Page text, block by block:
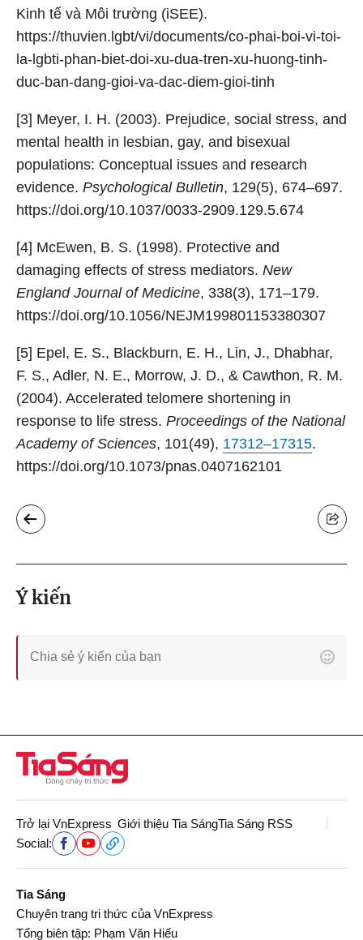
Kinh tế và Môi trường (iSEE).
https://thuvien.lgbt/vi/documents/co-phai-boi-vi-toi-
la-lgbti-phan-biet-doi-xu-dua-tren-xu-huong-tinh-
duc-ban-dang-gioi-va-dac-diem-gioi-tinh
[3] Meyer, I. H. (2003). Prejudice, social stress, and
mental health in lesbian, gay, and bisexual
populations: Conceptual issues and research
evidence. Psychological Bulletin, 129(5), 674–697.
https://doi.org/10.1037/0033-2909.129.5.674
[4] McEwen, B. S. (1998). Protective and
damaging effects of stress mediators. New
England Journal of Medicine, 338(3), 171–179.
https://doi.org/10.1056/NEJM199801153380307
[5] Epel, E. S., Blackburn, E. H., Lin, J., Dhabhar,
F. S., Adler, N. E., Morrow, J. D., & Cawthon, R. M.
(2004). Accelerated telomere shortening in
response to life stress. Proceedings of the National
Academy of Sciences, 101(49), 17312–17315.
https://doi.org/10.1073/pnas.0407162101
Ý kiến
Trở lại VnExpress Giới thiệu Tia SángTia Sáng RSS
Social:
Tia Sáng
Chuyên trang tri thức của VnExpress
Tổng biên tập: Phạm Văn Hiếu